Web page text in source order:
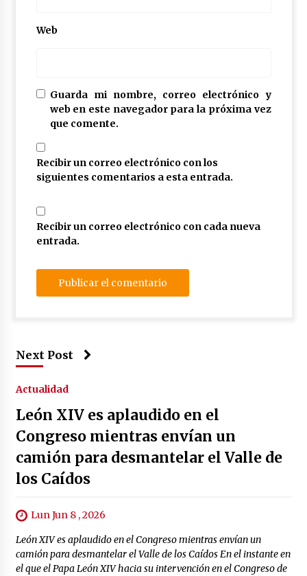
Web
Guarda mi nombre, correo electrónico y
web en este navegador para la próxima vez
que comente.
Recibir un correo electrónico con los
siguientes comentarios a esta entrada.
Recibir un correo electrónico con cada nueva
entrada.
Next Post
Actualidad
León XIV es aplaudido en el
Congreso mientras envían un
camión para desmantelar el Valle de
los Caídos
Lun Jun 8 , 2026
León XIV es aplaudido en el Congreso mientras envían un
camión para desmantelar el Valle de los Caídos En el instante en
el que el Papa León XIV hacia su intervención en el Congreso de